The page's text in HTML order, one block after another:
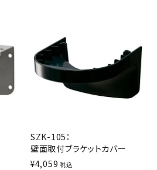
SZK-105：
壁面取付ブラケットカバー
¥4,059 税込